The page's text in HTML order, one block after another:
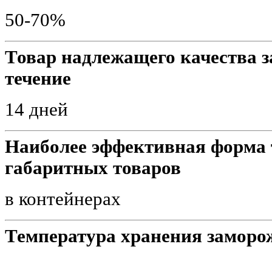
50-70%
Товар надлежащего качества
течение
14 дней
Наиболее эффективная форма
габаритных товаров
в контейнерах
Температура хранения